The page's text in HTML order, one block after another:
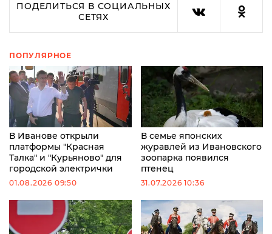
ПОДЕЛИТЬСЯ В СОЦИАЛЬНЫХ
СЕТЯХ
ПОПУЛЯРНОЕ
В Иванове открыли
платформы "Красная
Талка" и "Курьяново" для
городской электрички
01.08.2026 09:50
В семье японских
журавлей из Ивановского
зоопарка появился
птенец
31.07.2026 10:36